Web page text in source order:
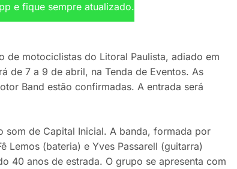
e fique sempre atualizado.
de motociclistas do Litoral Paulista, adiado em
de 7 a 9 de abril, na Tenda de Eventos. As
Band estão confirmadas. A entrada será
som de Capital Inicial. A banda, formada por
Lemos (bateria) e Yves Passarell (guitarra)
40 anos de estrada. O grupo se apresenta com